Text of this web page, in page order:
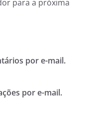
para a próxima
por e-mail.
por e-mail.